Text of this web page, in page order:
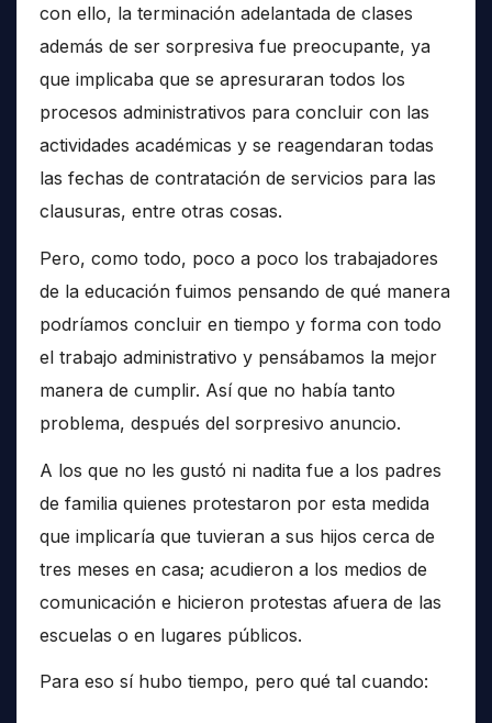
con ello, la terminación adelantada de clases
además de ser sorpresiva fue preocupante, ya
que implicaba que se apresuraran todos los
procesos administrativos para concluir con las
actividades académicas y se reagendaran todas
las fechas de contratación de servicios para las
clausuras, entre otras cosas.
Pero, como todo, poco a poco los trabajadores
de la educación fuimos pensando de qué manera
podríamos concluir en tiempo y forma con todo
el trabajo administrativo y pensábamos la mejor
manera de cumplir. Así que no había tanto
problema, después del sorpresivo anuncio.
A los que no les gustó ni nadita fue a los padres
de familia quienes protestaron por esta medida
que implicaría que tuvieran a sus hijos cerca de
tres meses en casa; acudieron a los medios de
comunicación e hicieron protestas afuera de las
escuelas o en lugares públicos.
Para eso sí hubo tiempo, pero qué tal cuando: